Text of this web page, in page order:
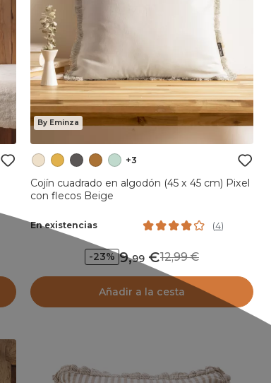
By Eminza
+3
Cojín cuadrado en algodón (45 x 45 cm) Pixel
con flecos Beige
En existencias (4)
-23% 9,99 12,99
Añadir a la cesta